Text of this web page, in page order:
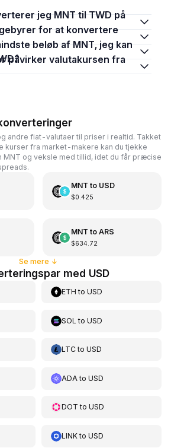
andre fiat-valutaer til priser i realtid. Takket
kurser fra market-makere kan du tjekke
MNT og veksle med tillid, idet du får præcise
MNT to USD
$0.425
MNT to ARS
$634.72
Se mere ↓
med USD
ETH toUSD
SOL toUSD
LTCtoUSD
ADA toUSD
DOT toUSD
LINKtoUSD